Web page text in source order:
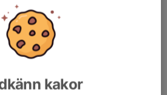
du aktuella träningstider,
och familjepris.
kakor